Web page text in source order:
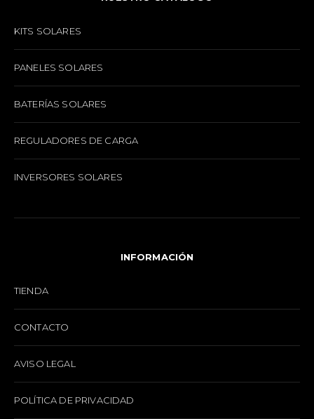
KITS SOLARES
PANELES SOLARES
BATERÍAS SOLARES
REGULADORES DE CARGA
INVERSORES SOLARES
INFORMACIÓN
TIENDA
CONTACTO
AVISO LEGAL
POLÍTICA DE PRIVACIDAD